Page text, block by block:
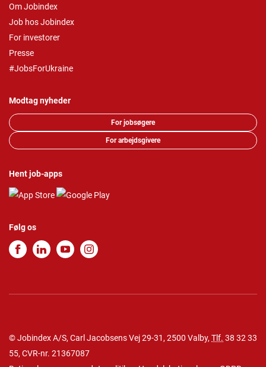
Om Jobindex
Job hos Jobindex
For investorer
Presse
#JobsForUkraine
Modtag nyheder
For jobsøgere
For arbejdsgivere
Hent job-apps
Følg os
© Jobindex A/S, Carl Jacobsens Vej 29-31, 2500 Valby, Tlf. 38 32 33
55, CVR-nr. 21367087